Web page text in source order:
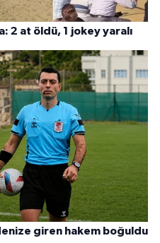
2 at öldü, 1 jokey yaralı
giren hakem boğuldu